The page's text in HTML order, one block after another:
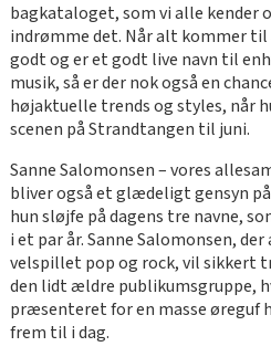
bagkataloget, som vi alle kender
indrømme det. Når alt kommer til
godt og er et godt live navn til
musik, så er der nok også en
højaktuelle trends og styles, når
scenen på Strandtangen til juni.
Sanne Salomonsen – vores
bliver også et glædeligt gensyn
hun sløjfe på dagens tre navne,
i et par år. Sanne Salomonsen,
velspillet pop og rock, vil sikkert
den lidt ældre publikumsgruppe,
præsenteret for en masse øreguf
frem til i dag.